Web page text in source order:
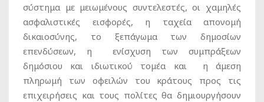
σύστημα με μειωμένους συντελεστές, οι χαμηλές
ασφαλιστικές εισφορές, η ταχεία απονομή
δικαιοσύνης, το ξεπάγωμα των δημοσίων
επενδύσεων, η ενίσχυση των συμπράξεων
δημόσιου και ιδιωτικού τομέα και η άμεση
πληρωμή των οφειλών του κράτους προς τις
επιχειρήσεις και τους πολίτες θα δημιουργήσουν